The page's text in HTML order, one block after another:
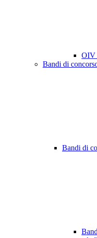
OIV
Bandi di
Bandi di